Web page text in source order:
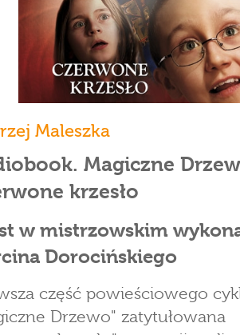
Maleszka
Magiczne
krzesło
w mistrzowskim
Dorocińskiego
część powieściowego
Drzewo" zatytułowana